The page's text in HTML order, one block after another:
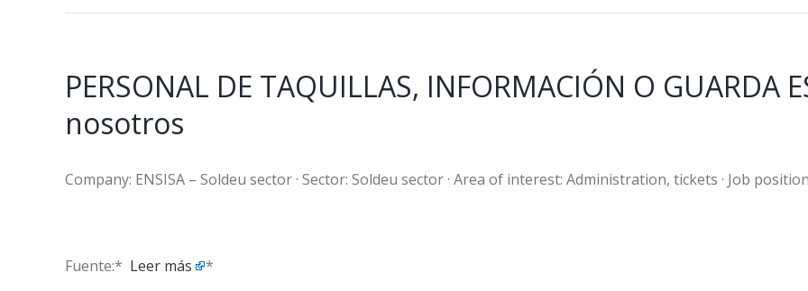
PERSONAL DE TAQUILLAS, INFORMACIÓN O GUARDA
nosotros
Company: ENSISA – Soldeu sector · Sector: Soldeu sector · Area of interest: Administration, tickets · Job
Fuente:* ​ Leer más *